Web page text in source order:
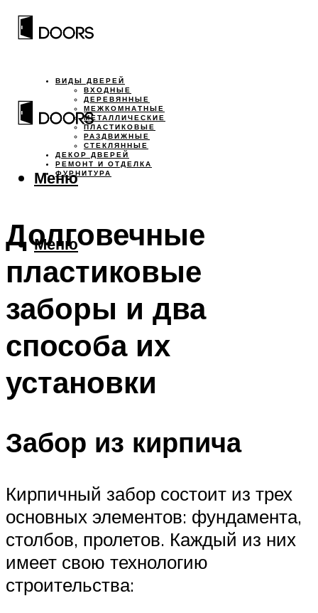
ВИДЫ ДВЕРЕЙ
ВХОДНЫЕ
ДЕРЕВЯННЫЕ
МЕЖКОМНАТНЫЕ
МЕТАЛЛИЧЕСКИЕ
ПЛАСТИКОВЫЕ
РАЗДВИЖНЫЕ
СТЕКЛЯННЫЕ
ДЕКОР ДВЕРЕЙ
РЕМОНТ И ОТДЕЛКА
ФУРНИТУРА
Меню
Меню
Долговечные
пластиковые
заборы и два
способа их
установки
Забор из кирпича
Кирпичный забор состоит из трех
основных элементов: фундамента,
столбов, пролетов. Каждый из них
имеет свою технологию
строительства: